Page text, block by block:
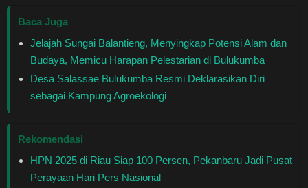
Baca Juga
Jelajah Sungai Balantieng, Menyingkap Potensi Alam dan
Budaya, Memicu Harapan Pelestarian di Bulukumba
Desa Salassae Bulukumba Resmi Deklarasikan Diri
sebagai Kampung Agroekologi
Rekomendasi
HPN 2025 di Riau Siap 100 Persen, Pekanbaru Jadi Pusat
Perayaan Hari Pers Nasional